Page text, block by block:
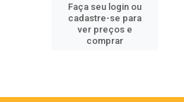
Faça seu login ou
cadastre-se para
ver preços e
comprar